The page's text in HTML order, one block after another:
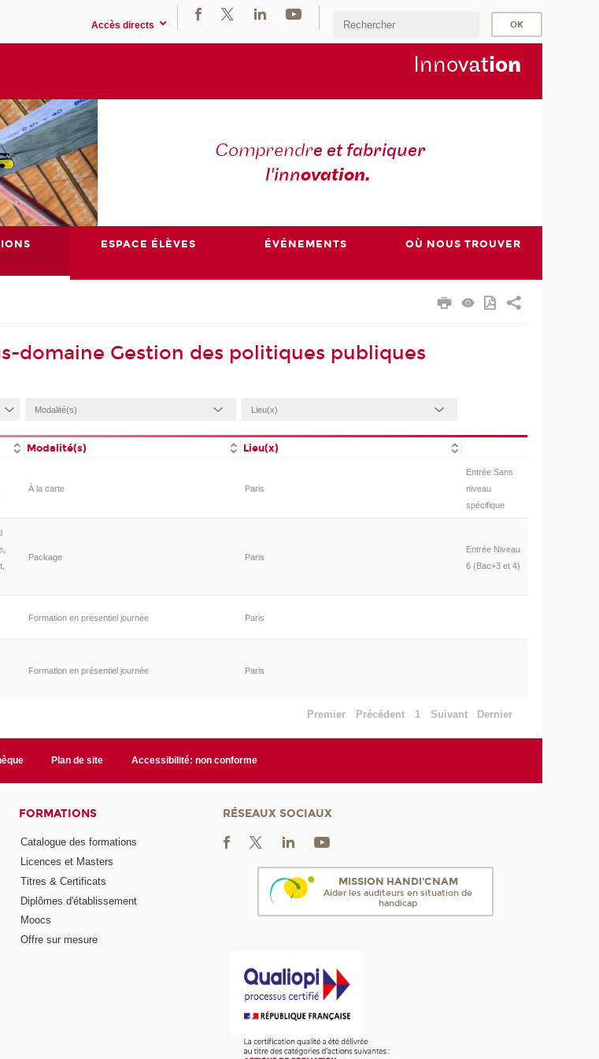
Accès directs
Innovation
Comprendre et fabriquer
l'innovation.
ESPACE ÉLÈVES ÉVÉNEMENTS OÙ NOUS TROUVER
domaine Gestion des politiques publiques
Modalité(s) Lieu(x)
À la carte Paris
Entrée Sans
niveau
spécifique
Package Paris
Entrée Niveau
6 (Bac+3 et 4)
Formation en présentiel journée Paris
Formation en présentiel journée Paris
Premier Précédent 1 Suivant Dernier
Plan de site Accessibilité: non conforme
FORMATIONS
Catalogue des formations
Licences et Masters
Titres & Certificats
Diplômes d'établissement
Moocs
Offre sur mesure
RÉSEAUX SOCIAUX
MISSION HANDI'CNAM
Aider les auditeurs en situation de
handicap